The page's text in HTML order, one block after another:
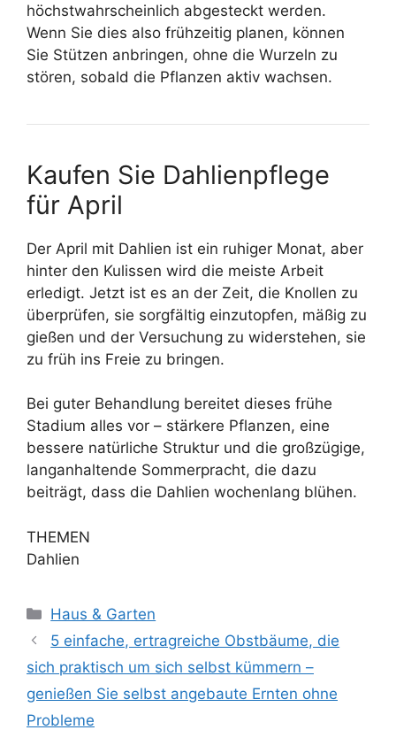
höchstwahrscheinlich abgesteckt werden.
Wenn Sie dies also frühzeitig planen, können
Sie Stützen anbringen, ohne die Wurzeln zu
stören, sobald die Pflanzen aktiv wachsen.
Kaufen Sie Dahlienpflege
für April
Der April mit Dahlien ist ein ruhiger Monat, aber
hinter den Kulissen wird die meiste Arbeit
erledigt. Jetzt ist es an der Zeit, die Knollen zu
überprüfen, sie sorgfältig einzutopfen, mäßig zu
gießen und der Versuchung zu widerstehen, sie
zu früh ins Freie zu bringen.
Bei guter Behandlung bereitet dieses frühe
Stadium alles vor – stärkere Pflanzen, eine
bessere natürliche Struktur und die großzügige,
langanhaltende Sommerpracht, die dazu
beiträgt, dass die Dahlien wochenlang blühen.
THEMEN
Dahlien
Kategorien
Haus & Garten
5 einfache, ertragreiche Obstbäume, die
sich praktisch um sich selbst kümmern –
genießen Sie selbst angebaute Ernten ohne
Probleme